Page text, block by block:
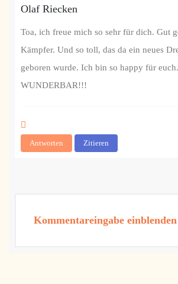
Olaf Riecken
Toa, ich freue mich so sehr für dich. Gut
Kämpfer. Und so toll, das da ein neues
geboren wurde. Ich bin so happy für euch.
WUNDERBAR!!!
Antworten Zitieren
Kommentareingabe einblenden